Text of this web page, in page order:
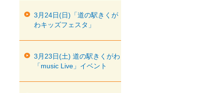
3月24日(日)「道の駅きくが
わキッズフェスタ」
3月23日(土) 道の駅きくがわ
「music Live」イベント